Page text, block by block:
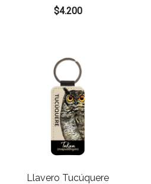
$4.200
Llavero Tucúquere